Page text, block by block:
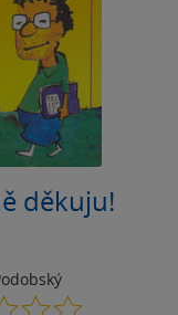
děkuju!
0.0